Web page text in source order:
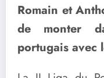
Romain et
de monter
portugais avec